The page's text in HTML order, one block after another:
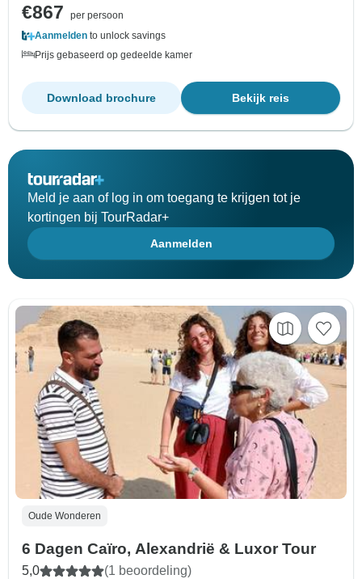
€867
per persoon
Aanmelden to unlock savings
Prijs gebaseerd op gedeelde kamer
Bekijk reis
Download brochure
Meld je aan of log in om toegang te krijgen tot je
kortingen bij TourRadar+
Aanmelden
Oude Wonderen
6 Dagen Caïro, Alexandrië & Luxor Tour
5,0 (1 beoordeling)